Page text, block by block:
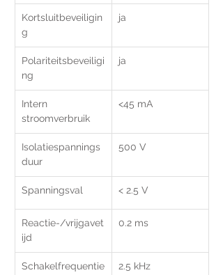
Kortsluitbeveiligin
g
Polariteitsbeveiligi
ng
ja
Intern
stroomverbruik
<45 mA
Isolatiespannings
duur
500 V
Spanningsval < 2.5 V
Reactie-/vrijgavet
ijd
0.2 ms
Schakelfrequentie 2.5 kHz